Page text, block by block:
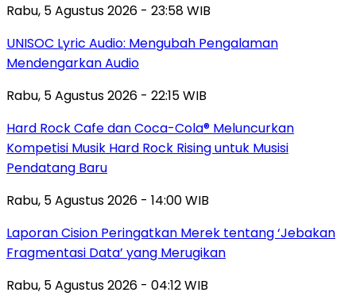
Rabu, 5 Agustus 2026 - 23:58 WIB
UNISOC Lyric Audio: Mengubah Pengalaman
Mendengarkan Audio
Rabu, 5 Agustus 2026 - 22:15 WIB
Hard Rock Cafe dan Coca-Cola® Meluncurkan
Kompetisi Musik Hard Rock Rising untuk Musisi
Pendatang Baru
Rabu, 5 Agustus 2026 - 14:00 WIB
Laporan Cision Peringatkan Merek tentang ‘Jebakan
Fragmentasi Data’ yang Merugikan
Rabu, 5 Agustus 2026 - 04:12 WIB